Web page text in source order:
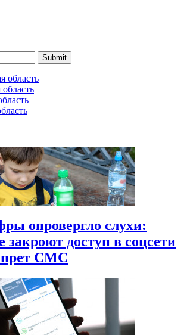
Submit
область
опровергло слухи:
закроют доступ в соцсети
СМС